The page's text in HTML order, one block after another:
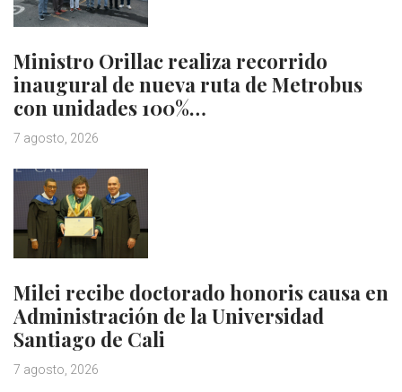
Ministro Orillac realiza recorrido
inaugural de nueva ruta de Metrobus
con unidades 100%…
7 agosto, 2026
Milei recibe doctorado honoris causa en
Administración de la Universidad
Santiago de Cali
7 agosto, 2026